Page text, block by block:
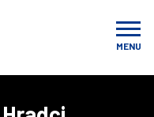
MENU
screenová roleta na